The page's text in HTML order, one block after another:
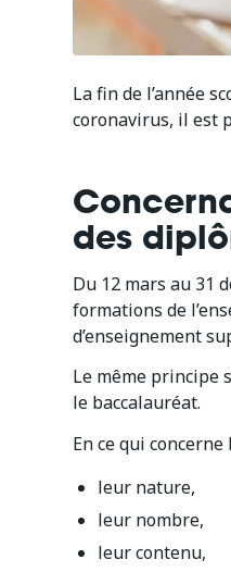
La fin de l’année
coronavirus, il est
des
Du 12 mars au 31
formations de
d’enseignement
Le même principe
le baccalauréat.
En ce qui
leur nature,
leur nombre,
leur contenu,